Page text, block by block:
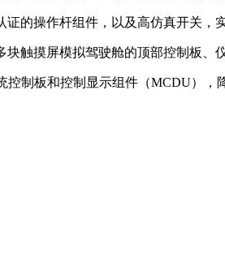
证的操作杆组件，以及高仿真开关，
块触摸屏模拟驾驶舱的顶部控制板、
控制板和控制显示组件（MCDU），